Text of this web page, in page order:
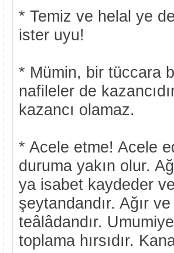
* Temiz ve helal ye
ister uyu!
* Mümin, bir tüccara
nafileler de
kazancı olamaz.
* Acele etme! Acele
duruma yakın olur.
ya isabet kaydeder
şeytandandır. Ağır
teâlâdandır.
toplama hırsıdır.